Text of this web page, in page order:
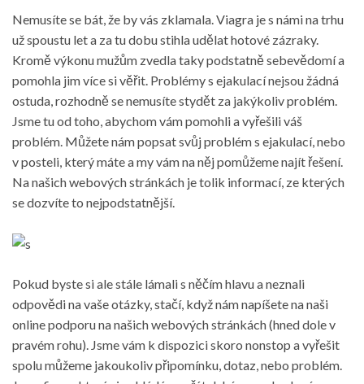
Nemusíte se bát, že by vás zklamala. Viagra je s námi na trhu
už spoustu let a za tu dobu stihla udělat hotové zázraky.
Kromě výkonu mužům zvedla taky podstatně sebevědomí a
pomohla jim více si věřit. Problémy s ejakulací nejsou žádná
ostuda, rozhodně se nemusíte stydět za jakýkoliv problém.
Jsme tu od toho, abychom vám pomohli a vyřešili váš
problém. Můžete nám popsat svůj problém s ejakulací, nebo
v posteli, který máte a my vám na něj pomůžeme najít řešení.
Na našich webových stránkách je tolik informací, ze kterých
se dozvíte to nejpodstatnější.
Pokud byste si ale stále lámali s něčím hlavu a neznali
odpovědi na vaše otázky, stačí, když nám napíšete na naši
online podporu na našich webových stránkách (hned dole v
pravém rohu). Jsme vám k dispozici skoro nonstop a vyřešit
spolu můžeme jakoukoliv připomínku, dotaz, nebo problém.